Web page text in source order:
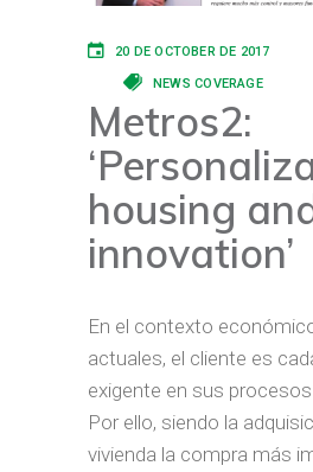
20 DE OCTOBER DE 2017
NEWS COVERAGE
Metros2:
housing
innovation’
En el contexto
actuales, el cliente es
exigente en sus
Por ello, siendo la
vivienda la compra más